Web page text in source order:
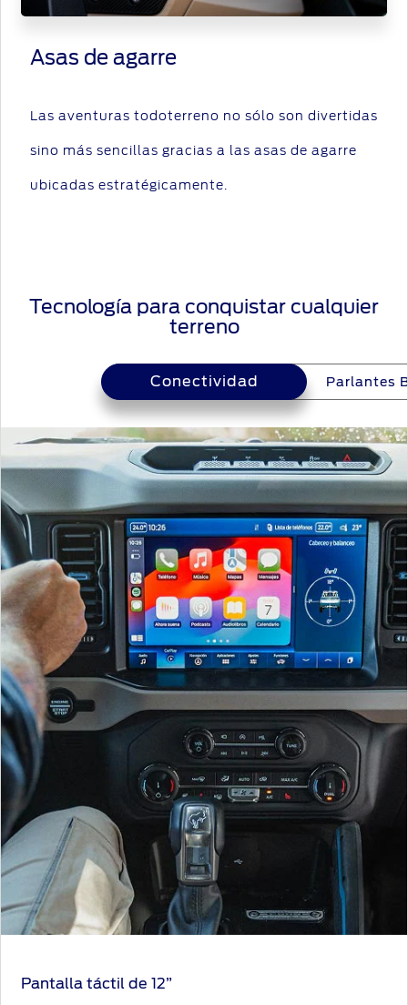
Asas de agarre
Las aventuras todoterreno no sólo son divertidas
sino más sencillas gracias a las asas de agarre
ubicadas estratégicamente.
Tecnología para conquistar cualquier
terreno
Conectividad
Conectividad Parlantes
Pantalla táctil de 12”